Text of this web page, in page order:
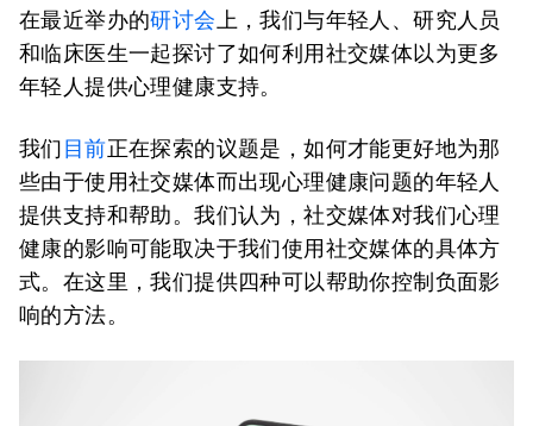
在最近举办的研讨会 上，我们与年轻人、研究人员
和临床医生一起探讨了如何利用社交媒体以为更多
年轻人提供心理健康支持。
我们目前正在探索的议题是，如何才能更好地为那
些由于使用社交媒体而出现心理健康问题的年轻人
提供支持和帮助。我们认为，社交媒体对我们心理
健康的影响可能取决于我们使用社交媒体的具体方
式。在这里，我们提供四种可以帮助你控制负面影
响的方法。